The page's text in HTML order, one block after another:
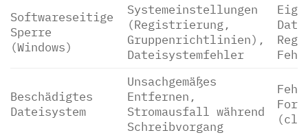
Softwareseitige
Sperre
(Windows)
Systemeinstellungen
(Registrierung,
Gruppenrichtlinien),
Dateisystemfehler
Beschädigtes
Dateisystem
Unsachgemäßes
Entfernen,
Stromausfall während
Schreibvorgang